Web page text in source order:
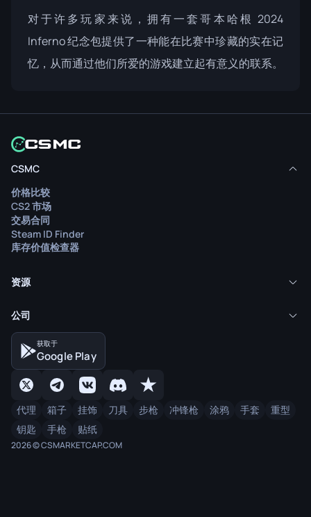
对于许多玩家来说，拥有一套哥本哈根 2024
Inferno 纪念包提供了一种能在比赛中珍藏的实在记
忆，从而通过他们所爱的游戏建立起有意义的联系。
CSMC
价格比较
CS2 市场
交易合同
Steam ID Finder
库存价值检查器
资源
公司
获取于
Google Play
代理 箱子 挂饰 刀具 步枪 冲锋枪 涂鸦 手套
重型
钥匙
手枪 贴纸
2026 © CSMARKETCAP.COM